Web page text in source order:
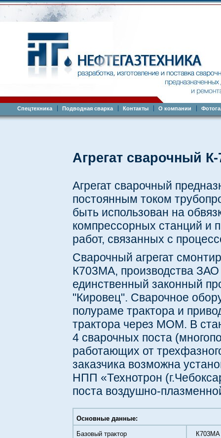
Спецтехника Подводная сварка Контакты О компании
Агрегат сварочный
Агрегат сварочный
постоянным током
быть использован на
компрессорных станций и
работ, связанных с
Сварочный агрегат
К703МА, производства ЗАО
единственный законный
"Кировец". Сварочное
полураме трактора и
трактора через МОМ. В
4 сварочных поста
работающих от
заказчика возможна
НПП «Технотрон
поста воздушно-
Основные данные:
Базовый трактор К703МА